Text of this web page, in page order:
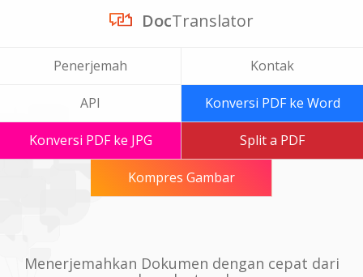
DocTranslator
Penerjemah Kontak
API Konversi PDF ke Word
Konversi PDF ke JPG Split a PDF
Kompres Gambar
Menerjemahkan Dokumen dengan cepat dari